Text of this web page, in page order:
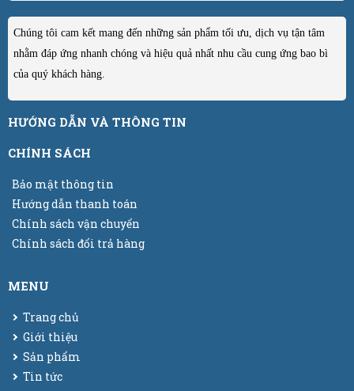
Chúng tôi cam kết mang đến những sản phẩm tối ưu, dịch vụ tận tâm
nhằm đáp ứng nhanh chóng và hiệu quả nhất nhu cầu cung ứng bao bì
của quý khách hàng.
HƯỚNG DẪN VÀ THÔNG TIN
CHÍNH SÁCH
Bảo mật thông tin
Hướng dẫn thanh toán
Chính sách vận chuyển
Chính sách đổi trả hàng
MENU
Trang chủ
Giới thiệu
Sản phẩm
Tin tức